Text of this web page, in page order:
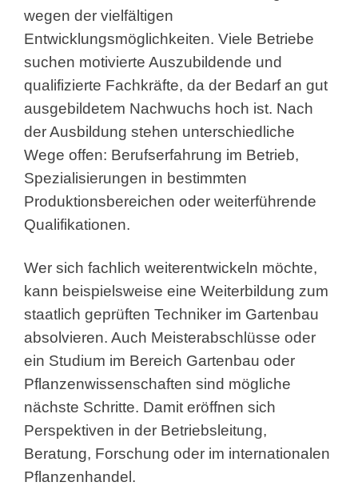
wegen der vielfältigen
Entwicklungsmöglichkeiten. Viele Betriebe
suchen motivierte Auszubildende und
qualifizierte Fachkräfte, da der Bedarf an gut
ausgebildetem Nachwuchs hoch ist. Nach
der Ausbildung stehen unterschiedliche
Wege offen: Berufserfahrung im Betrieb,
Spezialisierungen in bestimmten
Produktionsbereichen oder weiterführende
Qualifikationen.
Wer sich fachlich weiterentwickeln möchte,
kann beispielsweise eine Weiterbildung zum
staatlich geprüften Techniker im Gartenbau
absolvieren. Auch Meisterabschlüsse oder
ein Studium im Bereich Gartenbau oder
Pflanzenwissenschaften sind mögliche
nächste Schritte. Damit eröffnen sich
Perspektiven in der Betriebsleitung,
Beratung, Forschung oder im internationalen
Pflanzenhandel.